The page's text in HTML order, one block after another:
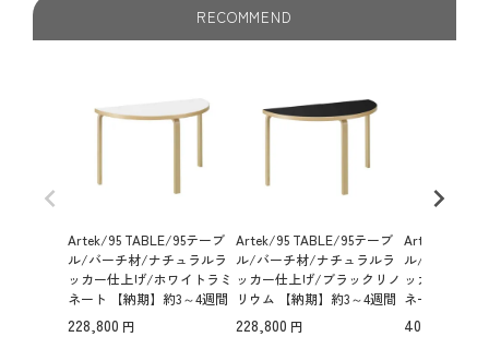
RECOMMEND
Artek/95 TABLE/95テーブ
ル/バーチ材/ナチュラルラ
ッカー仕上げ/ホワイトラミ
ネート 【納期】約3～4週間
（メーカー欠品時を除く）
228,800
Artek/95 TABLE/95テーブ
ル/バーチ材/ナチュラルラ
ッカー仕上げ/ブラックリノ
リウム 【納期】約3～4週間
（メーカー欠品時を除く）
228,800
Artek/83
ル/バーチ材/
ッカー仕上
ネート 【納
（メーカー
408,100